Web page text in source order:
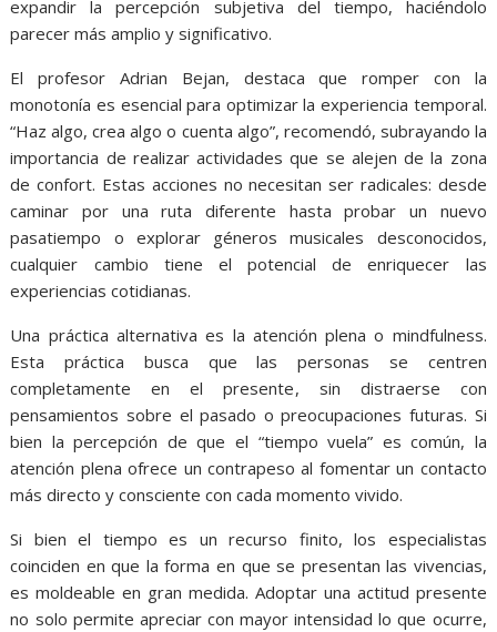
expandir la percepción subjetiva del tiempo, haciéndolo
parecer más amplio y significativo.
El profesor Adrian Bejan, destaca que romper con la
monotonía es esencial para optimizar la experiencia temporal.
“Haz algo, crea algo o cuenta algo”, recomendó, subrayando la
importancia de realizar actividades que se alejen de la zona
de confort. Estas acciones no necesitan ser radicales: desde
caminar por una ruta diferente hasta probar un nuevo
pasatiempo o explorar géneros musicales desconocidos,
cualquier cambio tiene el potencial de enriquecer las
experiencias cotidianas.
Una práctica alternativa es la atención plena o mindfulness.
Esta práctica busca que las personas se centren
completamente en el presente, sin distraerse con
pensamientos sobre el pasado o preocupaciones futuras. Si
bien la percepción de que el “tiempo vuela” es común, la
atención plena ofrece un contrapeso al fomentar un contacto
más directo y consciente con cada momento vivido.
Si bien el tiempo es un recurso finito, los especialistas
coinciden en que la forma en que se presentan las vivencias,
es moldeable en gran medida. Adoptar una actitud presente
no solo permite apreciar con mayor intensidad lo que ocurre,